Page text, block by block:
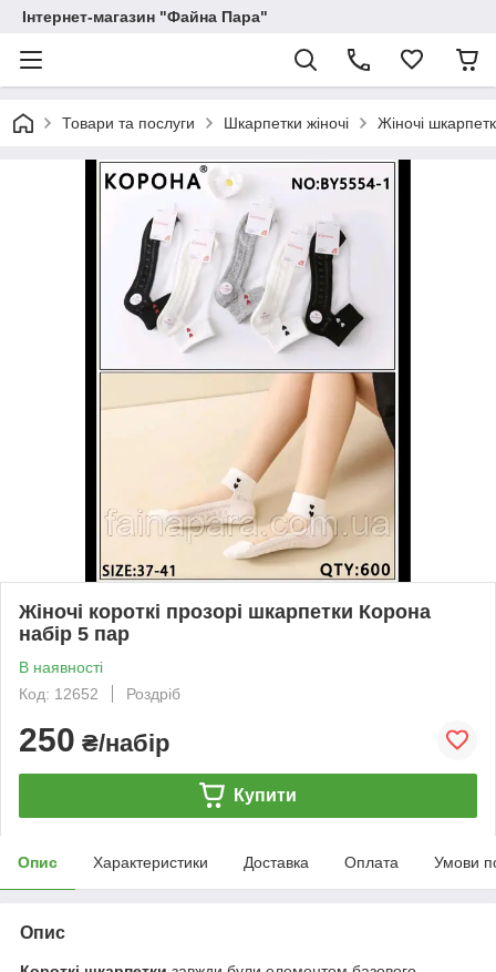
Інтернет-магазин "Файна Пара"
Товари та послуги Шкарпетки жіночі Жіночі
Жіночі короткі прозорі шкарпетки Корона
набір 5 пар
В наявності
Код: 12652
Роздріб
250 ₴/набір
Купити
Опис Характеристики Доставка Оплата Умови
Опис